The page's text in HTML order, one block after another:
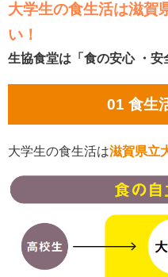
大学生の食生活は滋賀
い！
生協食堂は「食の安心 ・安
01 食生
大学生の食生活は滋賀県立